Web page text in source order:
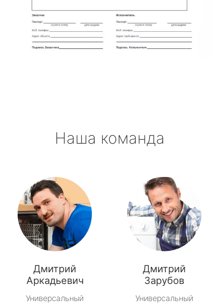
Наша команда
Дмитрий
Аркадьевич
Универсальный
Дмитрий
Зарубов
Универсальный